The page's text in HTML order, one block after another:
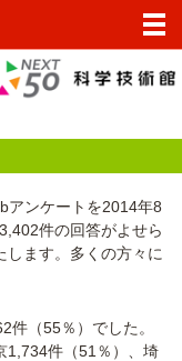
アンケートを2014年8
件の回答がよせら
します。多くの方々に
件（55％）でした。
1,734件（51％）、埼